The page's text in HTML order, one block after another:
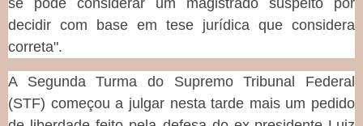
decidir com base em tese jurídica que considera
correta".
A Segunda Turma do Supremo Tribunal Federal
(STF) começou a julgar nesta tarde mais um pedido